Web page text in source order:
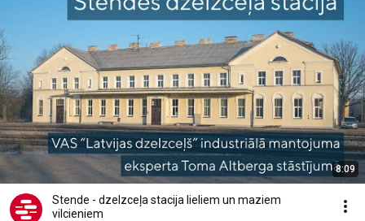
8:09
Stende - dzelzceļa stacija lieliem un maziem
vilcieniem